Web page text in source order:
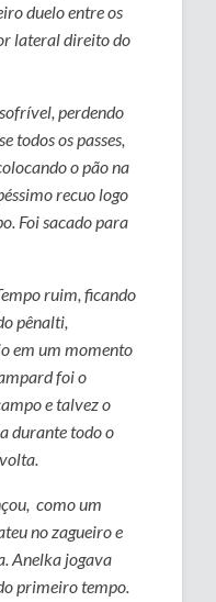
duelo entre os
lateral direito do
perdendo
todos os passes,
o pão na
recuo logo
Foi sacado para
ruim, ficando
pênalti,
em um momento
foi o
e talvez o
durante todo o
como um
no zagueiro e
Anelka jogava
primeiro tempo.